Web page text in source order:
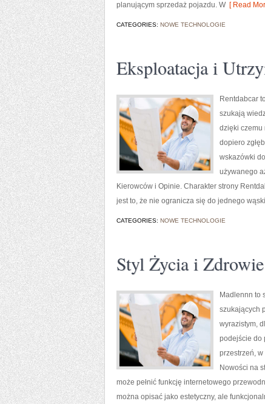
planującym sprzedaż pojazdu. W [ Read
CATEGORIES: NOWE TECHNOLOGIE
Eksploatacja i
Rentdabcar
szukają
dzięki czemu
dopiero
wskazówki
używanego
Kierowców i Opinie. Charakter strony
jest to, że nie ogranicza się do jednego
CATEGORIES: NOWE TECHNOLOGIE
Styl Życia i Zdrowie
Madlennn to
szukających
wyrazistym,
podejście do
przestrzeń,
Nowości na
może pełnić funkcję internetowego
można opisać jako estetyczny, ale